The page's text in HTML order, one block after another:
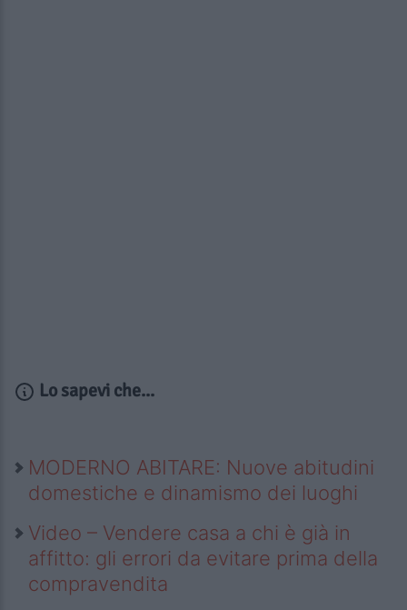
Lo sapevi che...
MODERNO ABITARE: Nuove abitudini
domestiche e dinamismo dei luoghi
Video – Vendere casa a chi è già in
affitto: gli errori da evitare prima della
compravendita